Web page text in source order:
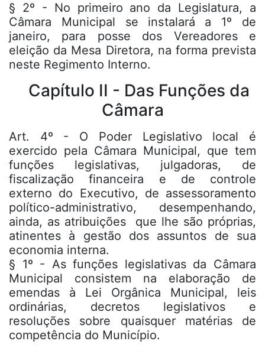
§ 2º - No primeiro ano da Legislatura, a
Câmara Municipal se instalará a 1º de
janeiro, para posse dos Vereadores e
eleição da Mesa Diretora, na forma prevista
neste Regimento Interno.
Capítulo II - Das Funções da
Câmara
Art. 4º - O Poder Legislativo local é
exercido pela Câmara Municipal, que tem
funções legislativas, julgadoras, de
fiscalização financeira e de controle
externo do Executivo, de assessoramento
político-administrativo, desempenhando,
ainda, as atribuições que lhe são próprias,
atinentes à gestão dos assuntos de sua
economia interna.
§ 1º - As funções legislativas da Câmara
Municipal consistem na elaboração de
emendas à Lei Orgânica Municipal, leis
ordinárias, decretos legislativos e
resoluções sobre quaisquer matérias de
competência do Município.